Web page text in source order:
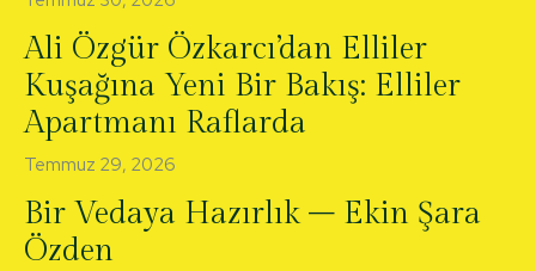
Ali Özgür Özkarcı’dan Elliler
Kuşağına Yeni Bir Bakış: Elliler
Apartmanı Raflarda
Temmuz 29, 2026
Bir Vedaya Hazırlık – Ekin Şara
Özden